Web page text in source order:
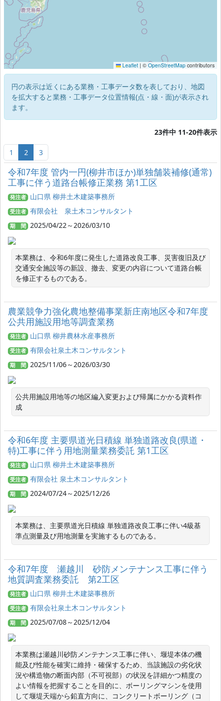
Leaflet | © OpenStreetMap contributors
円の表示は近くにある業務・工事データ数を表しており、地図
を拡大すると業務・工事データ位置情報(点・線・面)が表示され
ます。
23件中 11-20件表示
1 2 3
令和7年度 管内一円(柳井市ほか)単独舗装補修(通常)
工事に伴う道路台帳修正業務 第1工区
発注者 山口県 柳井土木建築事務所
受注者 有限会社 泉土木コンサルタント
期 間 2025/04/22～2026/03/10
本業務は、令和6年度に発生した道路改良工事、災害復旧及び
交通安全施設等の新設、撤去、変更の内容について道路台帳
を修正するものである。
農業競争力強化農地整備事業新庄南地区令和7年度
公共用施設用地等調査業務
発注者 山口県 柳井農林水産事務所
受注者 有限会社泉土木コンサルタント
期 間 2025/11/06～2026/03/30
公共用施設用地等の地区編入変更および帰属にかかる資料作
成
令和6年度 主要県道光日積線 単独道路改良(県道・
特)工事に伴う用地測量業務委託 第1工区
発注者 山口県 柳井土木建築事務所
受注者 有限会社 泉土木コンサルタント
期 間 2024/07/24～2025/12/26
本業務は、主要県道光日積線 単独道路改良工事に伴い4級基
準点測量及び用地測量を実施するものである。
令和7年度 瀬越川 砂防メンテナンス工事に伴う
地質調査業務委託 第2工区
発注者 山口県 柳井土木建築事務所
受注者 有限会社泉土木コンサルタント
期 間 2025/07/08～2025/12/04
本業務は瀬越川砂防メンテナンス工事に伴い、堰堤本体の機
能及び性能を確実に維持・確保するため、当該施設の劣化状
況や構造物の断面内部（不可視部）の状況を詳細かつ精度の
よい情報を把握することを目的に、ボーリングマシンを使用
して堰堤天端から鉛直方向に、コンクリートボーリング（コ